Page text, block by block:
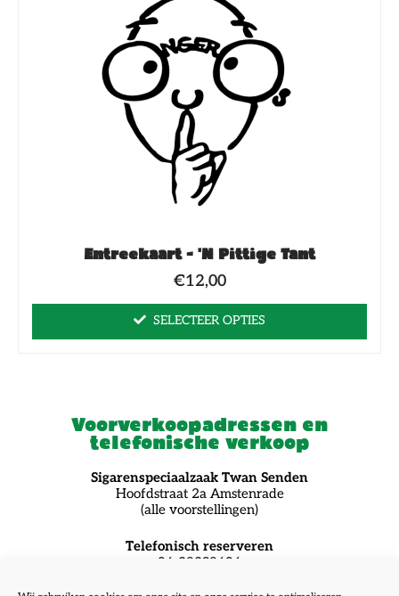
Entreekaart - 'n Pittige Tant
€12,00
SELECTEER OPTIES
Voorverkoopadressen en
telefonische verkoop
Sigarenspeciaalzaak Twan Senden
Hoofdstraat 2a Amstenrade
(alle voorstellingen)
Telefonisch reserveren
06-28298606